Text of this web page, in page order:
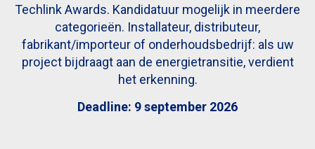
Techlink Awards. Kandidatuur mogelijk in meerdere
categorieën. Installateur, distributeur,
fabrikant/importeur of onderhoudsbedrijf: als uw
project bijdraagt aan de energietransitie, verdient
het erkenning.
Deadline: 9 september 2026